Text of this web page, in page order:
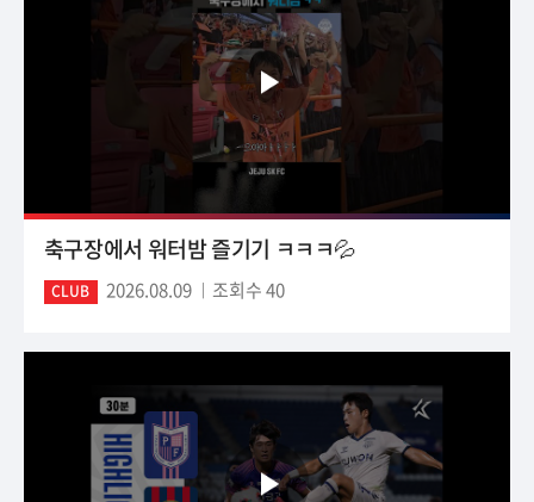
축구장에서 워터밤 즐기기 ㅋㅋㅋ💦
CLUB 2026.08.09 조회수 40